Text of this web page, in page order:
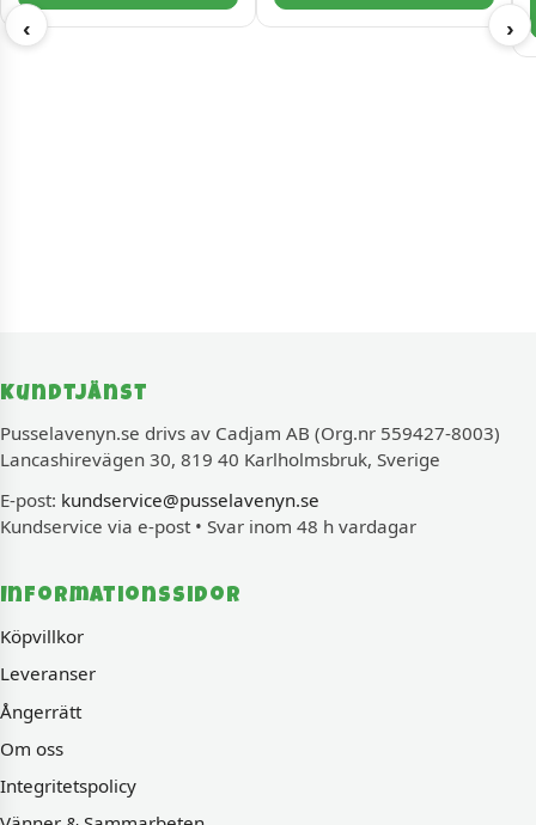
‹ ›
Kundtjänst
Pusselavenyn.se drivs av Cadjam AB (Org.nr 559427-8003)
Lancashirevägen 30, 819 40 Karlholmsbruk, Sverige
E-post: kundservice@pusselavenyn.se
Kundservice via e-post • Svar inom 48 h vardagar
Informationssidor
Köpvillkor
Leveranser
Ångerrätt
Om oss
Integritetspolicy